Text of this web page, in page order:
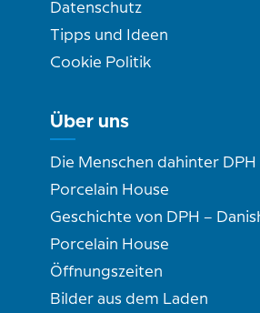
Datenschutz
Tipps und Ideen
Cookie Politik
Über uns
Die Menschen dahinter DPH
Porcelain House
Geschichte von DPH –
Porcelain House
Öffnungszeiten
Bilder aus dem Laden